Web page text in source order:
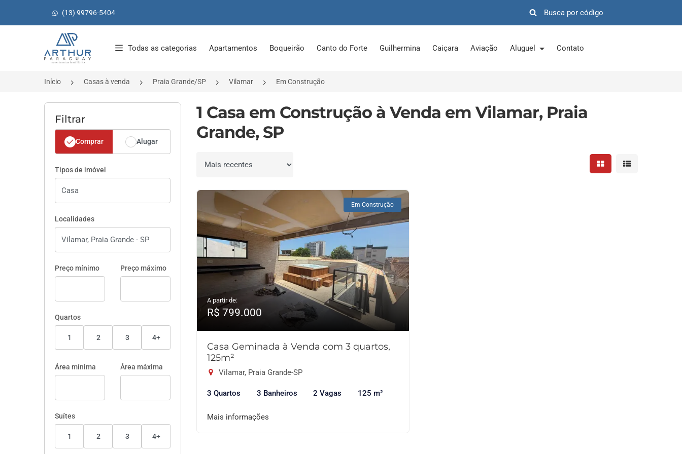
(13) 99796-5404
Página inicial
Todas as categorias Apartamentos Boqueirão Canto do Forte Guilhermina Caiçara Aviação Aluguel Contato
Início Casas à venda Praia Grande/SP Vilamar Em Construção
Filtrar
Comprar Alugar
Tipos de imóvel
Localidades
Preço mínimo Preço máximo
Quartos
1 2 3 4+
Área mínima Área máxima
Suítes
1 2 3 4+
1 Casa em Construção à Venda em Vilamar, Praia
Grande, SP
Ordenar por Mostrar resultados em
Mostrar
Em Construção
A partir de:
R$ 799.000
Casa Geminada à Venda com 3 quartos,
125m²
Vilamar, Praia Grande-SP
3 Quartos 3 Banheiros 2 Vagas 125 m²
Mais informações